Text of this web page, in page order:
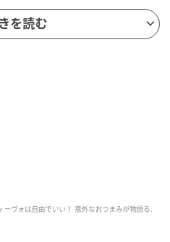
ーヴォは、少し汗ばんだ肌
まって、格別のエモーショ
を読む
ーヴォは自由でいい！ 意外なおつまみが物語る、